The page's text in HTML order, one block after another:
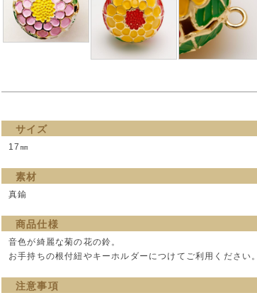
サイズ
17㎜
素材
真鍮
商品仕様
音色が綺麗な菊の花の鈴。
お手持ちの根付紐やキーホルダーにつけてご利用ください。
注意事項